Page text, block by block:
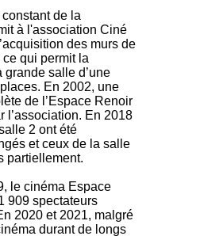
constant de la
à l'association Ciné
des murs de
ce qui permit la
grande salle d’une
En 2002, une
de l’Espace Renoir
l’association. En 2018
2 ont été
et ceux de la salle
partiellement.
le cinéma Espace
909 spectateurs
2020 et 2021, malgré
durant de longs